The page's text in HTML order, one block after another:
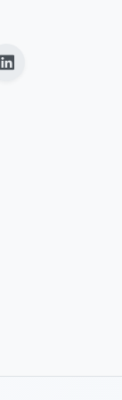
nối tức thì, cho